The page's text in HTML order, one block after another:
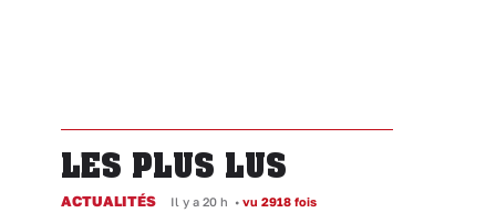
LES PLUS LUS
ACTUALITÉS Il y a 20 h • vu 2918 fois